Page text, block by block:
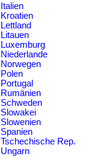
Italien
Kroatien
Lettland
Litauen
Luxemburg
Niederlande
Norwegen
Polen
Portugal
Rumänien
Schweden
Slowakei
Slowenien
Spanien
Tschechische Rep.
Ungarn